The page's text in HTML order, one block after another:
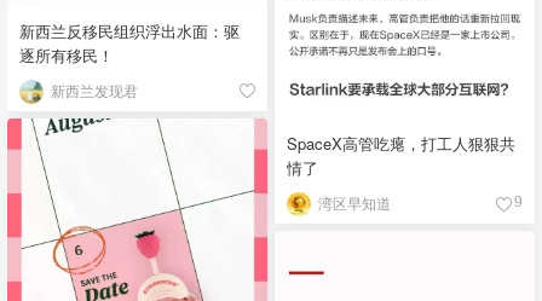
新西兰反移民组织浮出水面：驱
逐所有移民！
新西兰发现君
SpaceX高管吃瘪，打工人狠狠共
情了
湾区早知道 9